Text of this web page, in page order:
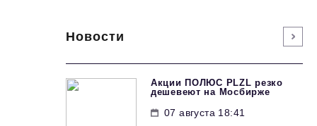
Новости
Акции ПОЛЮС PLZL резко
дешевеют на Мосбирже
07 августа 18:41